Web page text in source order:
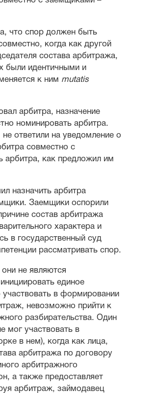
что спор должен быть
когда как другой
состава арбитража,
были идентичными и
к ним mutatis
арбитра, назначение
номинировать арбитра.
ответили на уведомление о
совместно с
арбитра, как предложил им
назначить арбитра
Заемщики оспорили
состав арбитража
характера и
в государственный суд
рассматривать спор.
не являются
единое
участвовать в формировании
невозможно прийти к
разбирательства. Один
мог участвовать в
в нем), когда как лица,
арбитража по договору
арбитражного
а также предоставляет
арбитраж, займодавец